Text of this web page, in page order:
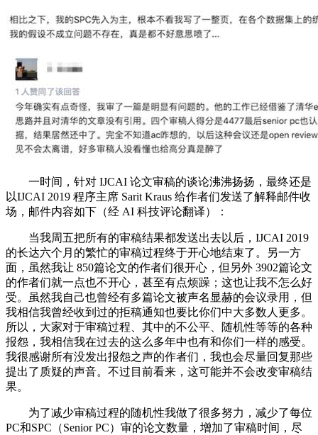
一时间，针对 IJCAI 论文审稿的谈论沸沸扬扬，最终还是
以IJCAI 2019 程序主席 Sarit Kraus 给作者们发送了解释邮件收
场，邮件内容如下（经 AI 科技评论翻译）：
当我周五把所有的审稿结果都发送出去以后，IJCAI 2019
的长达六个月的繁忙的审稿过程终于开心地结束了。另一方
面，虽然我让 850篇论文的作者们很开心，但另外 3902篇论文
的作者们就一点也不开心，甚至有点烦躁；这也让我不怎么好
受。虽然我自己也曾经有多篇论文被声名显赫的会议录用，但
我相信我曾经收到过的拒稿通知也要比你们中大多数人更多。
所以，大家对于审稿过程、其中的不公平、随机性等等的各种
报怨，我相信我在过去的这么多年中也有和你们一样的感受。
我很感谢所有没发出报怨之声的作者们，我也会尽量回复那些
提出了质疑的声音。不过目前看来，这可能并不会改变审稿结
果。
为了减少审稿过程的随机性我做了很多努力，减少了每位
PC和SPC（Senior PC）审的论文数量，增加了审稿时间，尽